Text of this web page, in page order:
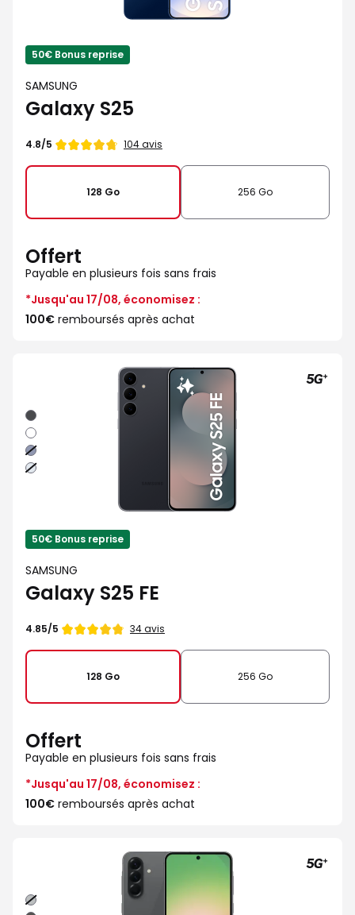
50€ Bonus reprise
SAMSUNG
Galaxy S25
Note
4.8/5 104 avis
128 Go 256 Go
Offert
Payable en plusieurs fois sans frais
*Jusqu'au 17/08, économisez :
100€ remboursés après achat
Noir
absolu
Blanc
Bleu
nuit
Bleu
clair
50€ Bonus reprise
SAMSUNG
Galaxy S25 FE
Note
4.85/5 34 avis
128 Go 256 Go
Offert
Payable en plusieurs fois sans frais
*Jusqu'au 17/08, économisez :
100€ remboursés après achat
Gris